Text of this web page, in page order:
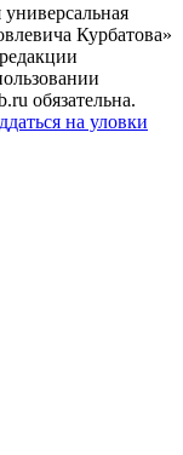
Курбатова»
обязательна.
на уловки